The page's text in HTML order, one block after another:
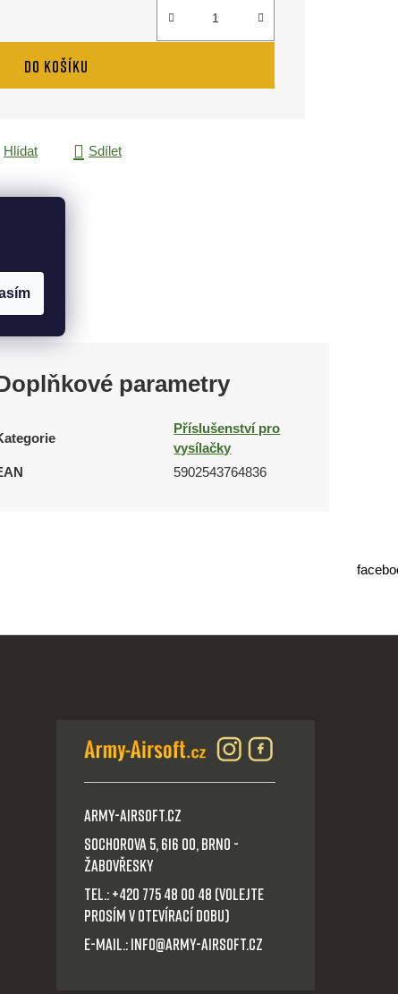
DO KOŠÍKU
Hlídat Sdílet
parametry
Příslušenství pro
vysílačky
5902543764836
Army-Airsoft.cz
Sochorova 5, 616 00, Brno -
Žabovřesky
Tel.: +420 775 48 00 48 (volejte
prosím v otevírací dobu)
E-mail.: info@army-airsoft.cz